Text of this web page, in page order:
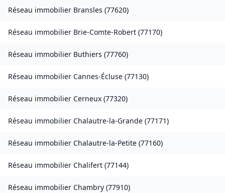
Réseau immobilier Bransles (77620)
Réseau immobilier Brie-Comte-Robert (77170)
Réseau immobilier Buthiers (77760)
Réseau immobilier Cannes-Écluse (77130)
Réseau immobilier Cerneux (77320)
Réseau immobilier Chalautre-la-Grande (77171)
Réseau immobilier Chalautre-la-Petite (77160)
Réseau immobilier Chalifert (77144)
Réseau immobilier Chambry (77910)